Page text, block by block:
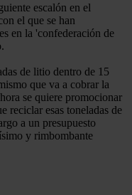
escalón en el
el que se han
en la 'confederación de
de litio dentro de 15
que va a cobrar la
se quiere promocionar
reciclar esas toneladas de
a un presupuesto
y rimbombante